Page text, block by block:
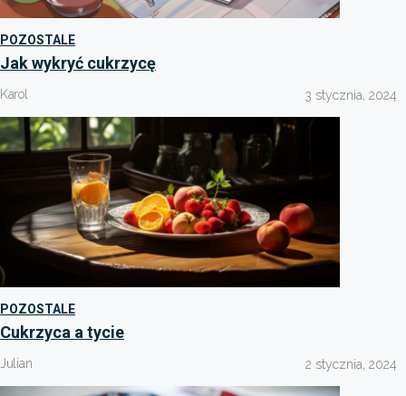
POZOSTALE
Jak wykryć cukrzycę
Karol 3 stycznia, 2024
POZOSTALE
Cukrzyca a tycie
Julian 2 stycznia, 2024